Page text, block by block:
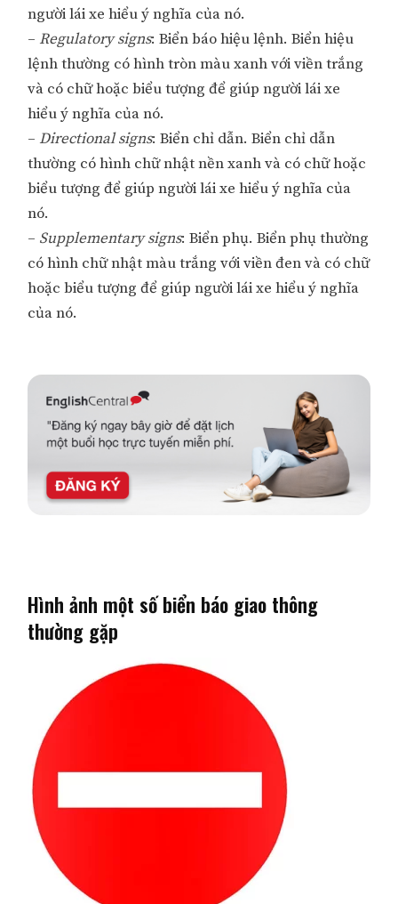
người lái xe hiểu ý nghĩa của nó.
– Regulatory signs: Biển báo hiệu lệnh. Biển hiệu
lệnh thường có hình tròn màu xanh với viền trắng
và có chữ hoặc biểu tượng để giúp người lái xe
hiểu ý nghĩa của nó.
– Directional signs: Biển chỉ dẫn. Biển chỉ dẫn
thường có hình chữ nhật nền xanh và có chữ hoặc
biểu tượng để giúp người lái xe hiểu ý nghĩa của
nó.
– Supplementary signs: Biển phụ. Biển phụ thường
có hình chữ nhật màu trắng với viền đen và có chữ
hoặc biểu tượng để giúp người lái xe hiểu ý nghĩa
của nó.
Hình ảnh một số biển báo giao thông
thường gặp